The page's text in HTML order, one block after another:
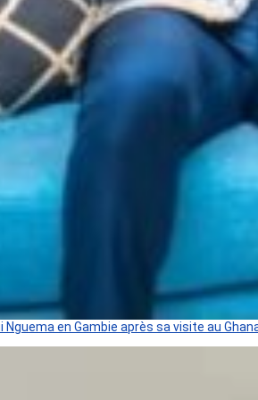
Nguema en Gambie après sa visite au